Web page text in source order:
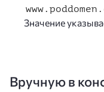
Значение
Вручную в